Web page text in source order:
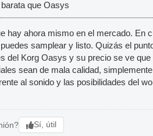
que Oasys
hay ahora mismo en el mercado. En
samplear y listo. Quizás el
del Korg Oasys y su precio se ve que
sean de mala calidad,
al sonido y las posibilidades del
Sí, útil